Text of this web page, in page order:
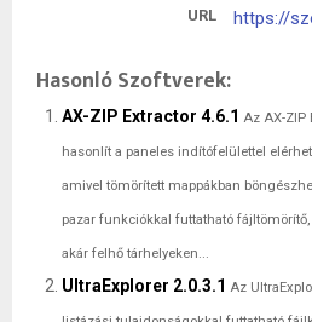
URL https://
Hasonló Szoftverek:
AX-ZIP Extractor 4.6.1 Az AX-ZIP
hasonlít a paneles indítófelülettel
amivel tömörített mappákban
pazar funkciókkal futtatható
akár felhő tárhelyeken...
UltraExplorer 2.0.3.1 Az